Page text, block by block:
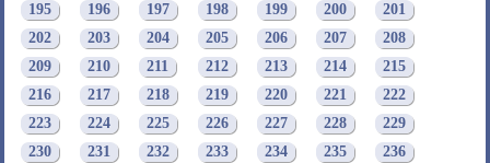
195
196 197 198 199 200
201
202
203 204 205 206 207
208
209
210 211 212 213 214
215
216
217 218 219 220 221
222
223
224 225 226 227 228
229
230
231 232 233 234 235
236